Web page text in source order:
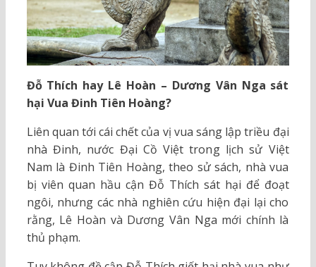
Đỗ Thích hay Lê Hoàn – Dương Vân Nga sát
hại Vua Đinh Tiên Hoàng?
Liên quan tới cái chết của vị vua sáng lập triều đại
nhà Đinh, nước Đại Cồ Việt trong lịch sử Việt
Nam là Đinh Tiên Hoàng, theo sử sách, nhà vua
bị viên quan hầu cận Đỗ Thích sát hại để đoạt
ngôi, nhưng các nhà nghiên cứu hiện đại lại cho
rằng, Lê Hoàn và Dương Vân Nga mới chính là
thủ phạm.